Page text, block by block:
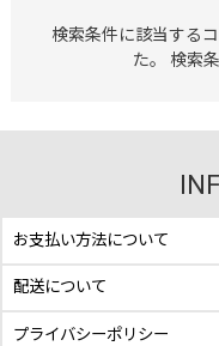
検索条件に該当する
た。 検索
お支払い方法について
配送について
プライバシーポリシー